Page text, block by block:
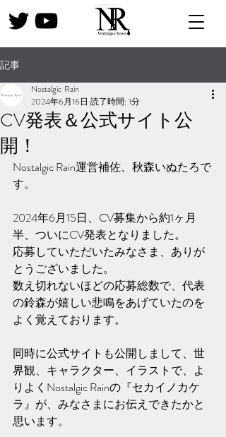
記事
CV発表＆公式サイト公
開！
Nostalgic Rain
2024年6月16日 読了時間: 1分
Nostalgic Rain運営補佐、秋森いぬたろで
す。
2024年6月15日、CV募集から約1ヶ月
半、ついにCV発表となりました。
応募していただいたみなさま、ありが
とうございました。
数え切れないほどの応募総数で、代表
の鈴森が嬉しい悲鳴をあげていたのを
よく覚えております。
同時に公式サイトも公開しまして、世
界観、キャラクター、イラストで、よ
りよくNostalgic Rainの『セカイノカケ
ラ』が、みなさまにお伝えできたかと
思います。